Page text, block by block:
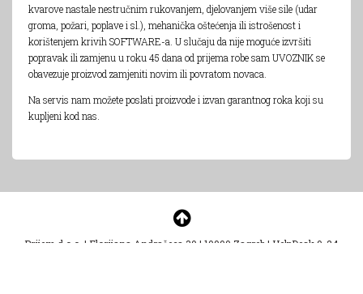
kvarove nastale nestručnim rukovanjem, djelovanjem više sile (udar
groma, požari, poplave i sl.), mehanička oštećenja ili istrošenost i
korištenjem krivih SOFTWARE-a. U slučaju da nije moguće izvršiti
popravak ili zamjenu u roku 45 dana od prijema robe sam UVOZNIK se
obavezuje proizvod zamjeniti novim ili povratom novaca.
Na servis nam možete poslati proizvode i izvan garantnog roka koji su
kupljeni kod nas.
Prijem d.o.o. | Florijana Andrašeca 30 | 10000 Zagreb | HelpDesk 0-24